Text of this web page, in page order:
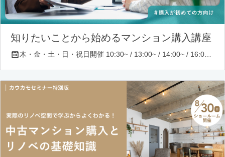
知りたいことから始めるマンション購入講座
木・金・土・日・祝日開催 10:30~ / 13:00~ / 14:00~ / 16:00~ / 17:00~/ 18:30~/ 19:30~